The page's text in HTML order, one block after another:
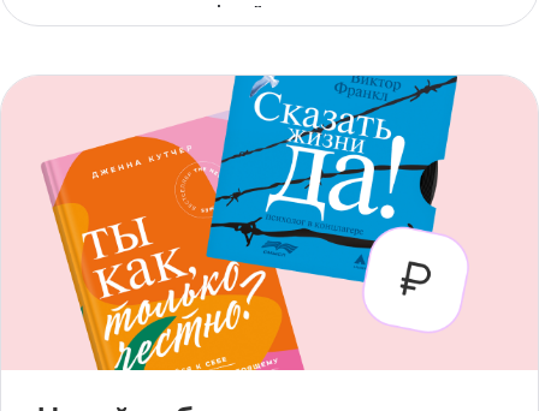
с доступом офлайн